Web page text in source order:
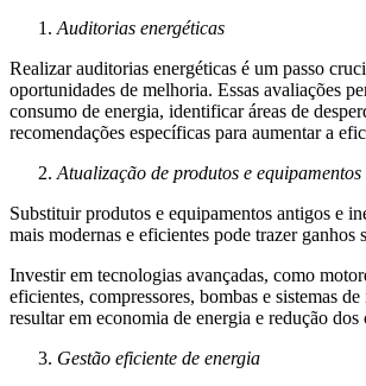
Auditorias energéticas
Realizar auditorias energéticas é um passo
oportunidades de melhoria. Essas avaliações
consumo de energia, identificar áreas de
recomendações específicas para aumentar a
Atualização de produtos e equipamentos
Substituir produtos e equipamentos antigos e
mais modernas e eficientes pode trazer ganhos
Investir em tecnologias avançadas, como
eficientes, compressores, bombas e sistemas
resultar em economia de energia e redução dos
Gestão eficiente de energia